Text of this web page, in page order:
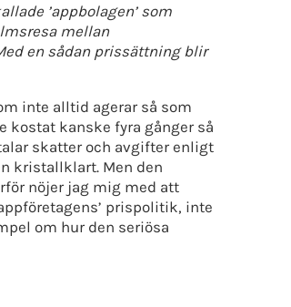
’appbolagen’ som
mellan
en sådan prissättning blir
inte alltid agerar så som
kostat kanske fyra gånger så
skatter och avgifter enligt
kristallklart. Men den
nöjer jag mig med att
prispolitik, inte
om hur den seriösa